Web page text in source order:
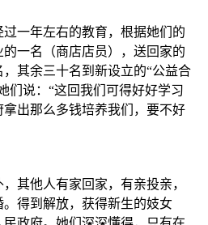
一年左右的教育，根据她们的
一名（商店店员），送回家的
其余三十名到新设立的“公益合
们说：“这回我们可得好好学习
出那么多钱培养我们，要不好
他人有家回家，有亲投亲，
得到解放，获得新生的妓女